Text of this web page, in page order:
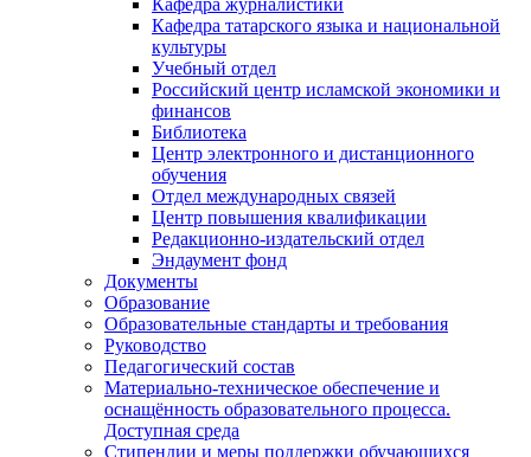
Кафедра журналистики
Кафедра татарского языка и национальной
культуры
Учебный отдел
Российский центр исламской экономики и
финансов
Библиотека
Центр электронного и дистанционного
обучения
Отдел международных связей
Центр повышения квалификации
Редакционно-издательский отдел
Эндаумент фонд
Документы
Образование
Образовательные стандарты и требования
Руководство
Педагогический состав
Материально-техническое обеспечение и
оснащённость образовательного процесса.
Доступная среда
Стипендии и меры поддержки обучающихся